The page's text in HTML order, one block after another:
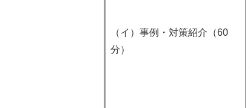
（イ）事例・対策紹介（60
分）